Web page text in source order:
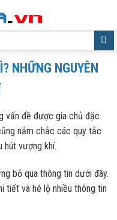
NHỮNG NGUYÊN
vấn đề được gia chủ đặc
nắm chắc các quy tắc
hút vượng khí.
bỏ qua thông tin dưới đây.
tiết và hé lộ nhiều thông tin